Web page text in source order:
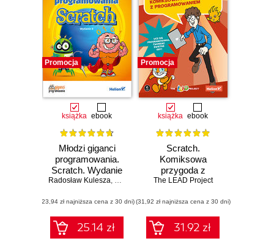
Promocja
książka ebook
Młodzi giganci
programowania.
Scratch. Wydanie
II
Radosław Kulesza, Sebastian Langa,Dawid Leśniakiewicz
(23,94 zł najniższa cena z 30 dni)
25.14 zł
Promocja
książka ebook
Scratch.
Komiksowa
przygoda z
programowaniem.
The LEAD Project
(31,92 zł najniższa cena z 30 dni)
31.92 zł